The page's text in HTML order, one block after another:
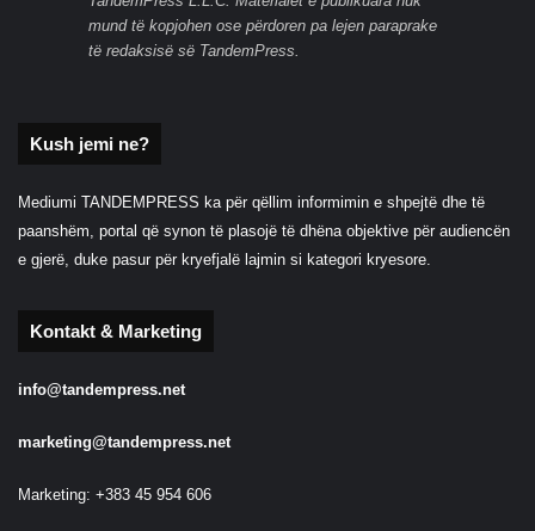
mund të kopjohen ose përdoren pa lejen paraprake
të redaksisë së TandemPress.
Kush jemi ne?
Mediumi TANDEMPRESS ka për qëllim informimin e shpejtë dhe të
paanshëm, portal që synon të plasojë të dhëna objektive për audiencën
e gjerë, duke pasur për kryefjalë lajmin si kategori kryesore.
Kontakt & Marketing
info@tandempress.net
marketing@tandempress.net
Marketing: +383 45 954 606